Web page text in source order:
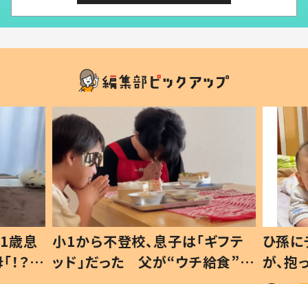
歳息
？」
小1から不登校、息子は「ギフテ
ッド」だった 父が“ウチ給食”を
ひ孫
が、